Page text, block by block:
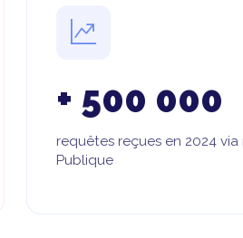
+ 500 000
requêtes reçues en 2024 via
Publique